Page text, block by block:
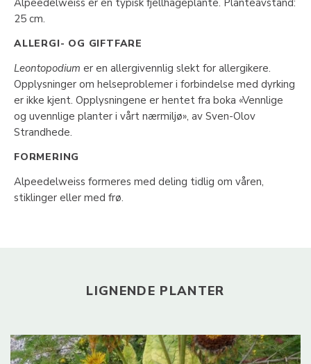
Alpeedelweiss er en typisk fjellhageplante. Planteavstand:
25 cm.
ALLERGI- OG GIFTFARE
Leontopodium er en allergivennlig slekt for allergikere.
Opplysninger om helseproblemer i forbindelse med dyrking
er ikke kjent. Opplysningene er hentet fra boka «Vennlige
og uvennlige planter i vårt nærmiljø», av Sven-Olov
Strandhede.
FORMERING
Alpeedelweiss formeres med deling tidlig om våren,
stiklinger eller med frø.
LIGNENDE PLANTER